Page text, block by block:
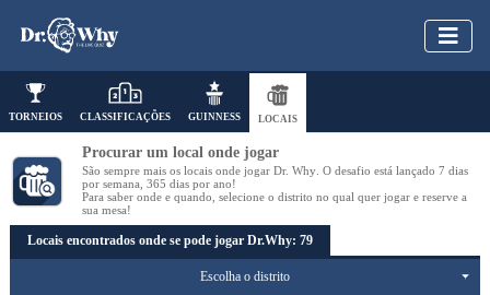
TORNEIOS CLASSIFICAÇÕES GUINNESS LOCAIS
Procurar um local onde jogar
São sempre mais os locais onde jogar Dr. Why . O desafio está lançado 7 dias
por semana 365 dias por ano!
Para saber onde e quando , selecione o distrito no qual quer jogar e reserve a
sua mesa!
Locais encontrados onde se pode jogar Dr.Why: 79
Escolha o distrito